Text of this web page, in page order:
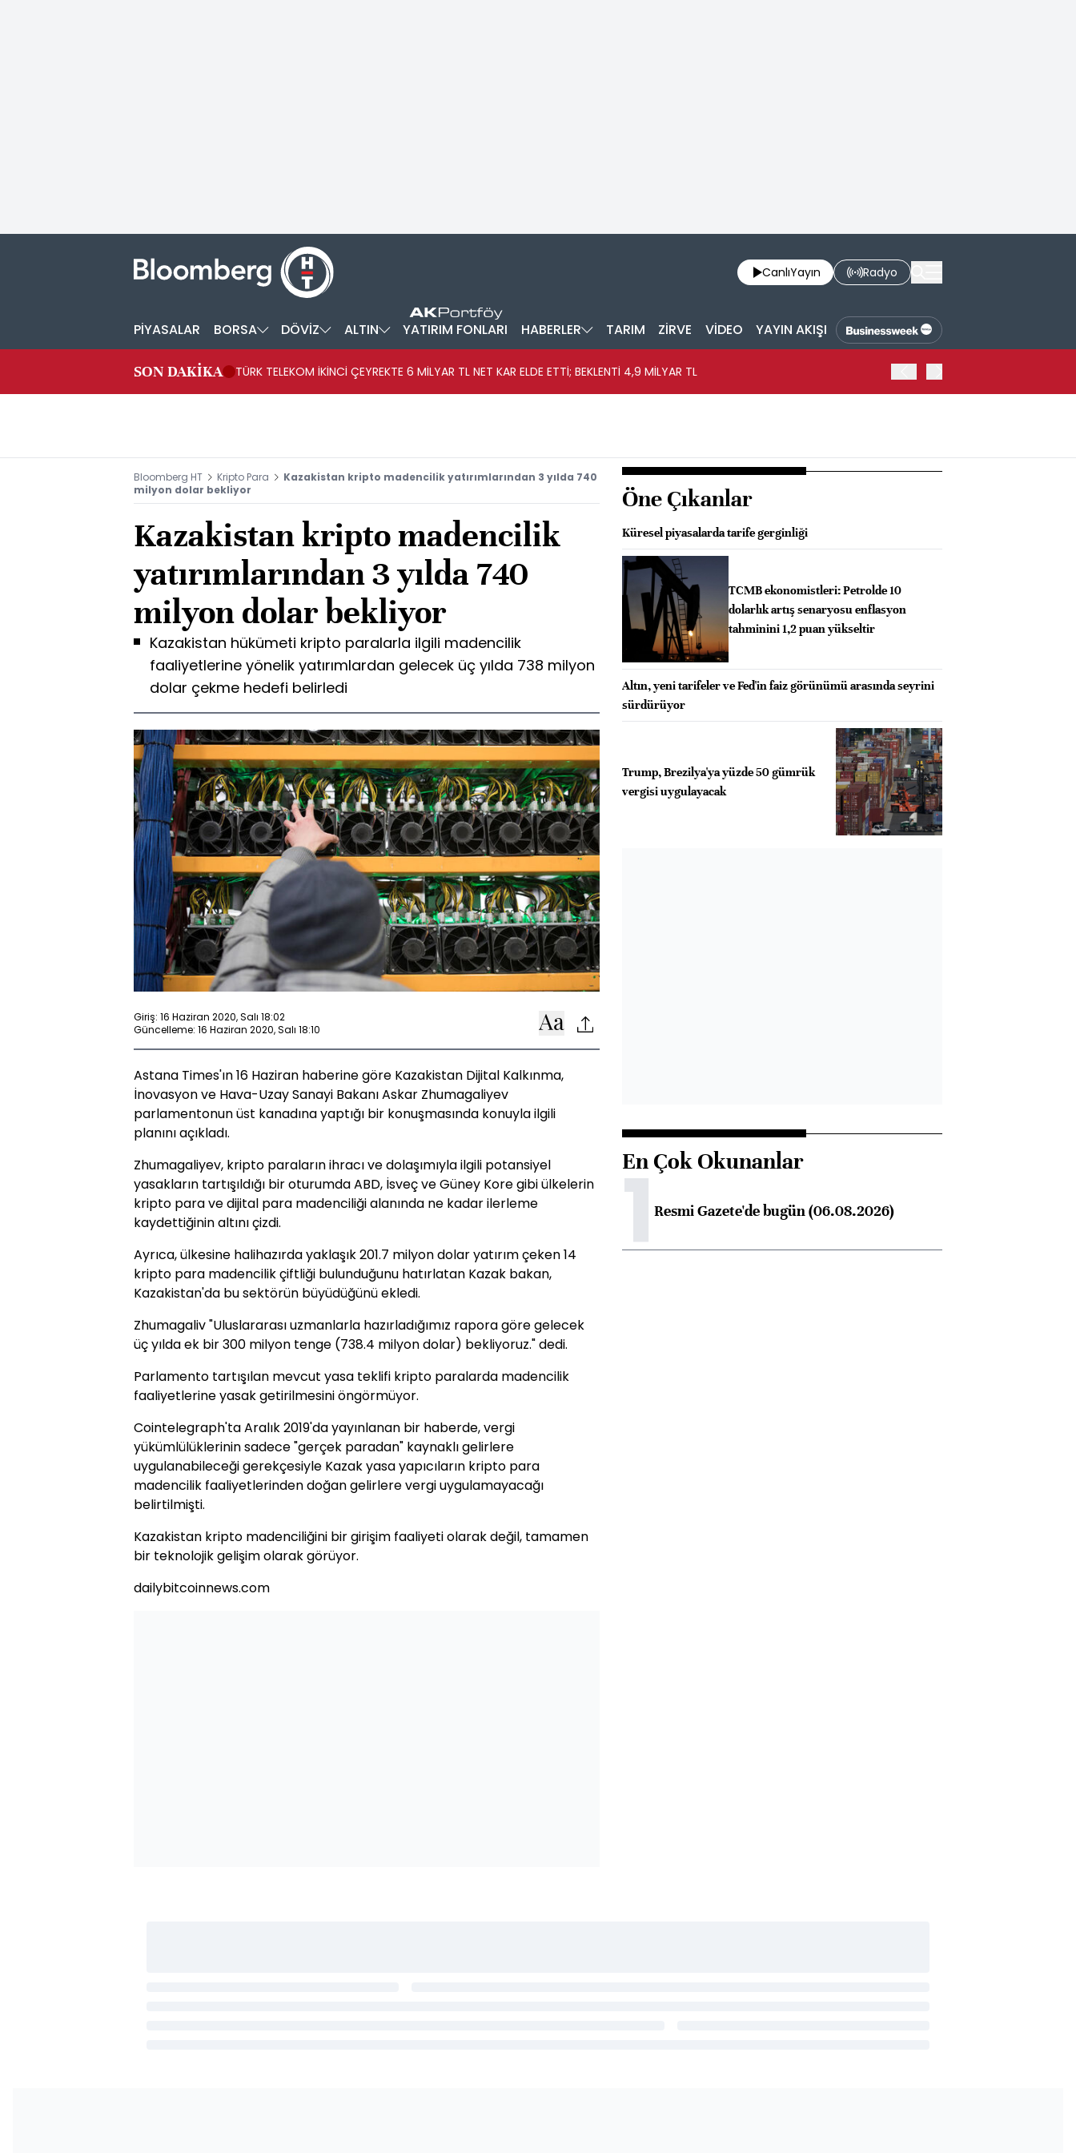
CanlıYayın Radyo
PİYASALAR BORSA DÖVİZ ALTIN YATIRIM FONLARI HABERLER TARIM ZİRVE VİDEO YAYIN AKIŞI
SON DAKİKA TÜRK TELEKOM İKİNCİ ÇEYREKTE 6 MİLYAR TL NET KAR ELDE ETTİ; BEKLENTİ 4,9 MİLYAR TL
Bloomberg HT Kripto Para
Kazakistan kripto madencilik yatırımlarından 3 yılda 740
milyon dolar bekliyor
Kazakistan kripto madencilik
yatırımlarından 3 yılda 740
milyon dolar bekliyor
Kazakistan hükümeti kripto paralarla ilgili madencilik
faaliyetlerine yönelik yatırımlardan gelecek üç yılda 738 milyon
dolar çekme hedefi belirledi
Giriş: 16 Haziran 2020, Salı 18:02
Güncelleme: 16 Haziran 2020, Salı 18:10
Astana Times'ın 16 Haziran haberine göre Kazakistan Dijital Kalkınma,
İnovasyon ve Hava-Uzay Sanayi Bakanı Askar Zhumagaliyev
parlamentonun üst kanadına yaptığı bir konuşmasında konuyla ilgili
planını açıkladı.
Zhumagaliyev, kripto paraların ihracı ve dolaşımıyla ilgili potansiyel
yasakların tartışıldığı bir oturumda ABD, İsveç ve Güney Kore gibi ülkelerin
kripto para ve dijital para madenciliği alanında ne kadar ilerleme
kaydettiğinin altını çizdi.
Ayrıca, ülkesine halihazırda yaklaşık 201.7 milyon dolar yatırım çeken 14
kripto para madencilik çiftliği bulunduğunu hatırlatan Kazak bakan,
Kazakistan'da bu sektörün büyüdüğünü ekledi.
Zhumagaliv "Uluslararası uzmanlarla hazırladığımız rapora göre gelecek
üç yılda ek bir 300 milyon tenge (738.4 milyon dolar) bekliyoruz." dedi.
Parlamento tartışılan mevcut yasa teklifi kripto paralarda madencilik
faaliyetlerine yasak getirilmesini öngörmüyor.
Cointelegraph'ta Aralık 2019'da yayınlanan bir haberde, vergi
yükümlülüklerinin sadece "gerçek paradan" kaynaklı gelirlere
uygulanabileceği gerekçesiyle Kazak yasa yapıcıların kripto para
madencilik faaliyetlerinden doğan gelirlere vergi uygulamayacağı
belirtilmişti.
Kazakistan kripto madenciliğini bir girişim faaliyeti olarak değil, tamamen
bir teknolojik gelişim olarak görüyor.
dailybitcoinnews.com
Öne Çıkanlar
Küresel piyasalarda tarife gerginliği
TCMB ekonomistleri: Petrolde 10
dolarlık artış senaryosu enflasyon
tahminini 1,2 puan yükseltir
Altın, yeni tarifeler ve Fed'in faiz görünümü arasında seyrini
sürdürüyor
Trump, Brezilya'ya yüzde 50 gümrük
vergisi uygulayacak
En Çok Okunanlar
1Resmi Gazete'de bugün (06.08.2026)